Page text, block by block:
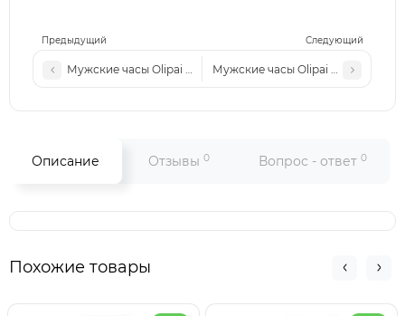
Предыдущий Следующий
Мужские часы Olipai механические (коричневый кожаный
Мужские часы Olipai
Описание Отзывы 0 Вопрос - ответ 0
Похожие товары